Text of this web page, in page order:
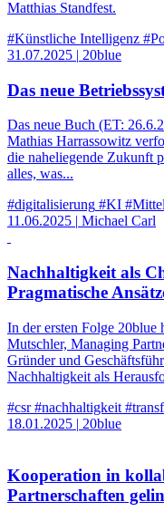
Matthias Standfest.
#Künstliche Intelligenz
31.07.2025 | 20blue
Das neue
Das neue Buch (ET:
Mathias Harrassowitz
die naheliegende Zukunft
alles, was...
#digitalisierung #KI
11.06.2025 | Michael Carl
Nachhaltigkeit als
Pragmatische
In der ersten Folge 20blue
Mutschler, Managing
Gründer und
Nachhaltigkeit als
#csr #nachhaltigkeit
18.01.2025 | 20blue
Kooperation in
Partnerschaften